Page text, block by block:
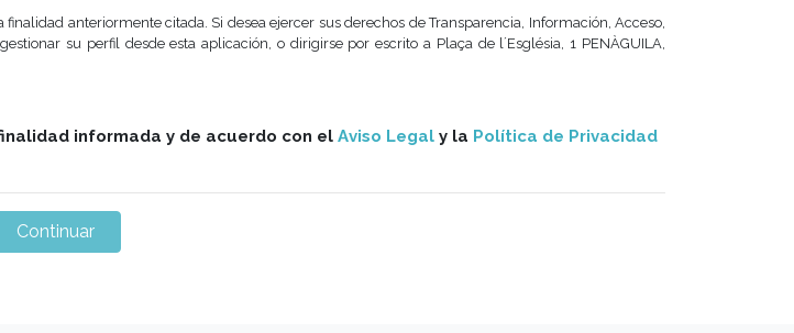
anteriormente citada. Si desea ejercer sus derechos de Transparencia, Información, Acceso,
su perfil desde esta aplicación, o dirigirse por escrito a Plaça de l´Església, 1 PENÀGUILA,
informada y de acuerdo con el Aviso Legal y la Política de Privacidad